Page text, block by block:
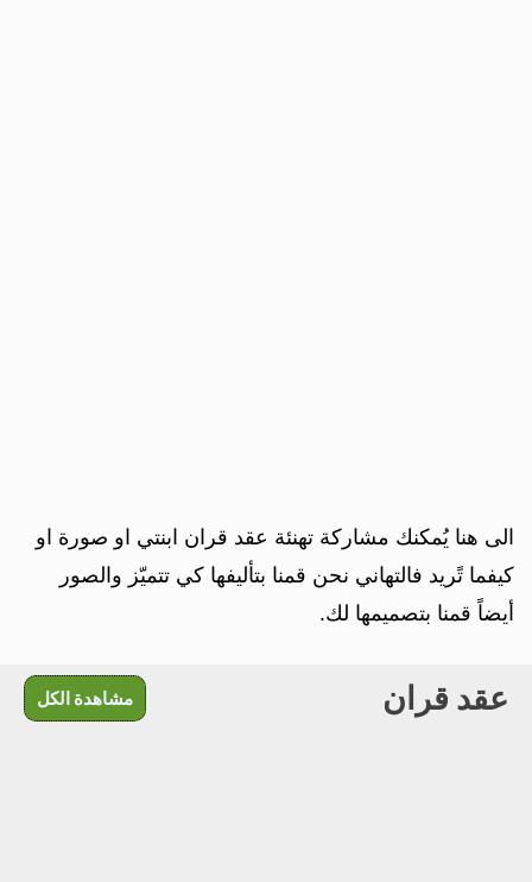
الى هنا يُمكنك مشاركة تهنئة عقد قران ابنتي او صورة او
كيفما تًريد فالتهاني نحن قمنا بتأليفها كي تتميّز والصور
أيضاً قمنا بتصميمها لك.
عقد قران مشاهدة الكل